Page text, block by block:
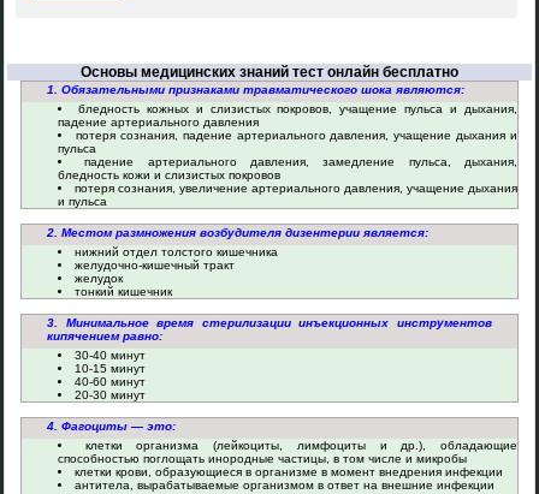
Основы медицинских знаний тест онлайн бесплатно
1. Обязательными признаками травматического шока являются:
бледность кожных и слизистых покровов, учащение пульса и дыхания,
падение артериального давления
потеря сознания, падение артериального давления, учащение дыхания и
пульса
падение артериального давления, замедление пульса, дыхания,
бледность кожи и слизистых покровов
потеря сознания, увеличение артериального давления, учащение дыхания
и пульса
2. Местом размножения возбудителя дизентерии является:
нижний отдел толстого кишечника
желудочно-кишечный тракт
желудок
тонкий кишечник
3. Минимальное время стерилизации инъекционных инструментов
кипячением равно:
30-40 минут
10-15 минут
40-60 минут
20-30 минут
4. Фагоциты — это:
клетки организма (лейкоциты, лимфоциты и др.), обладающие
способностью поглощать инородные частицы, в том числе и микробы
клетки крови, образующиеся в организме в момент внедрения инфекции
антитела, вырабатываемые организмом в ответ на внешние инфекции